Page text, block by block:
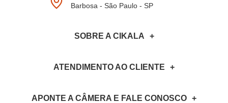
Barbosa - São Paulo - SP
SOBRE A CIKALA
ATENDIMENTO AO CLIENTE
APONTE A CÂMERA E FALE CONOSCO